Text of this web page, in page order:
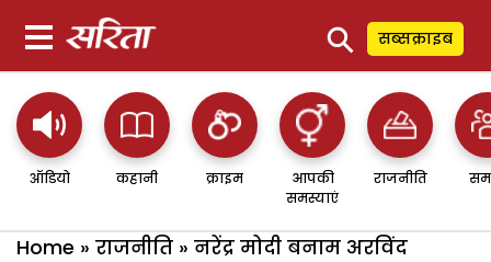
⚲ सब्सक्राइब
ऑडियो कहानी क्राइम
आपकी
समस्याएं
राजनीति
Home » राजनीति » नरेंद्र मोदी बनाम अरविंद